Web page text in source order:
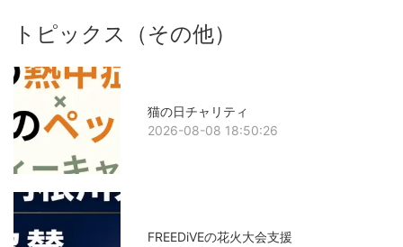
トピックス（その他）
猫の日チャリティ
2026-08-08 18:50:26
FREEDiVEの花火大会支援